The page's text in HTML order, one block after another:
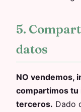
5.
datos
NO vendemos,
compartimos tu
terceros. Dado